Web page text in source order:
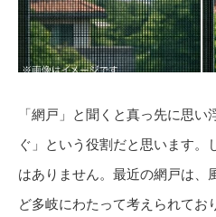
「網戸」と聞くと真っ先に思
ぐ」という役割だと思います。
はありません。最近の網戸は、
ど多岐にわたって考えられてお